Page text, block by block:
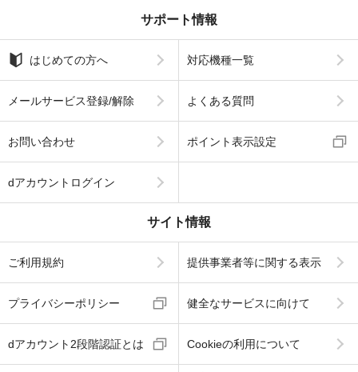
サポート情報
はじめての方へ 対応機種一覧
メールサービス登録/解除 よくある質問
お問い合わせ ポイント表示設定
dアカウントログイン
サイト情報
ご利用規約 提供事業者等に関する表示
プライバシーポリシー 健全なサービスに向けて
dアカウント2段階認証とは Cookieの利用について